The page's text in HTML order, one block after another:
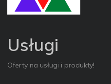
Usługi
Oferty na usługi i produkty!